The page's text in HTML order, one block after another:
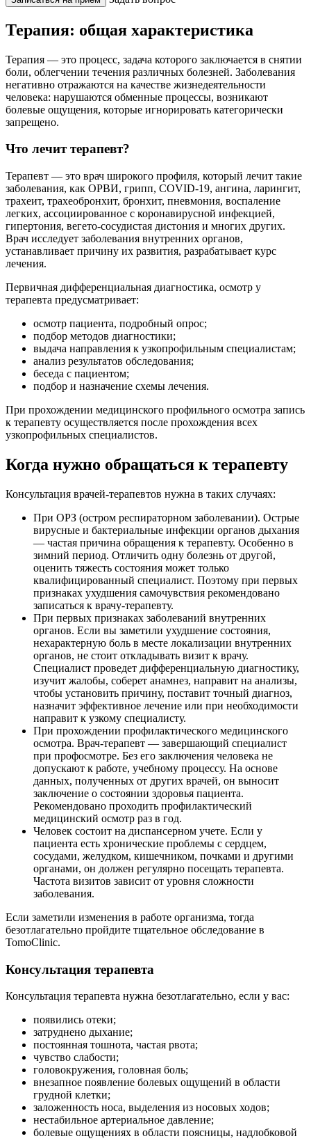
Терапия: общая характеристика
Терапия — это процесс, задача которого заключается в снятии
боли, облегчении течения различных болезней. Заболевания
негативно отражаются на качестве жизнедеятельности
человека: нарушаются обменные процессы, возникают
болевые ощущения, которые игнорировать категорически
запрещено.
Что лечит терапевт?
Терапевт — это врач широкого профиля, который лечит такие
заболевания, как ОРВИ, грипп, COVID-19, ангина, ларингит,
трахеит, трахеобронхит, бронхит, пневмония, воспаление
легких, ассоциированное с коронавирусной инфекцией,
гипертония, вегето-сосудистая дистония и многих других.
Врач исследует заболевания внутренних органов,
устанавливает причину их развития, разрабатывает курс
лечения.
Первичная дифференциальная диагностика, осмотр у
терапевта предусматривает:
осмотр пациента, подробный опрос;
подбор методов диагностики;
выдача направления к узкопрофильным специалистам;
анализ результатов обследования;
беседа с пациентом;
подбор и назначение схемы лечения.
При прохождении медицинского профильного осмотра запись
к терапевту осуществляется после прохождения всех
узкопрофильных специалистов.
Когда нужно обращаться к терапевту
Консультация врачей-терапевтов нужна в таких случаях:
При ОРЗ (остром респираторном заболевании). Острые
вирусные и бактериальные инфекции органов дыхания
— частая причина обращения к терапевту. Особенно в
зимний период. Отличить одну болезнь от другой,
оценить тяжесть состояния может только
квалифицированный специалист. Поэтому при первых
признаках ухудшения самочувствия рекомендовано
записаться к врачу-терапевту.
При первых признаках заболеваний внутренних
органов. Если вы заметили ухудшение состояния,
нехарактерную боль в месте локализации внутренних
органов, не стоит откладывать визит к врачу.
Специалист проведет дифференциальную диагностику,
изучит жалобы, соберет анамнез, направит на анализы,
чтобы установить причину, поставит точный диагноз,
назначит эффективное лечение или при необходимости
направит к узкому специалисту.
При прохождении профилактического медицинского
осмотра. Врач-терапевт — завершающий специалист
при профосмотре. Без его заключения человека не
допускают к работе, учебному процессу. На основе
данных, полученных от других врачей, он выносит
заключение о состоянии здоровья пациента.
Рекомендовано проходить профилактический
медицинский осмотр раз в год.
Человек состоит на диспансерном учете. Если у
пациента есть хронические проблемы с сердцем,
сосудами, желудком, кишечником, почками и другими
органами, он должен регулярно посещать терапевта.
Частота визитов зависит от уровня сложности
заболевания.
Если заметили изменения в работе организма, тогда
безотлагательно пройдите тщательное обследование в
TomoClinic.
Консультация терапевта
Консультация терапевта нужна безотлагательно, если у вас:
появились отеки;
затруднено дыхание;
постоянная тошнота, частая рвота;
чувство слабости;
головокружения, головная боль;
внезапное появление болевых ощущений в области
грудной клетки;
заложенность носа, выделения из носовых ходов;
нестабильное артериальное давление;
болевые ощущениях в области поясницы, надлобковой